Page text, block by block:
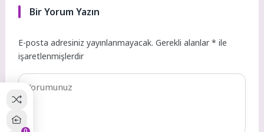
Bir Yorum Yazın
E-posta adresiniz yayınlanmayacak. Gerekli alanlar* ile
işaretlenmişlerdir